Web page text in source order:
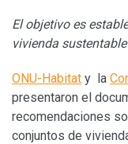
El objetivo es
vivienda
ONU-Habitat y la
presentaron el
recomendaciones
conjuntos de